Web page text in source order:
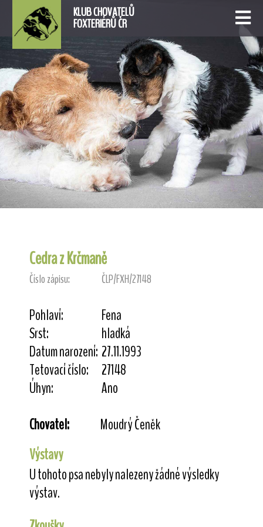
KLUB CHOVATELŮ
FOXTERIÉRŮ ČR
Cedra z Krčmaně
Číslo zápisu: ČLP/FXH/27148
Pohlaví:
Fena
Srst:
hladká
Datum narození: 27.11.1993
Tetovací číslo:
27148
Úhyn:
Ano
Chovatel:
Moudrý Čeněk
Výstavy
U tohoto psa nebyly nalezeny žádné výsledky
výstav.